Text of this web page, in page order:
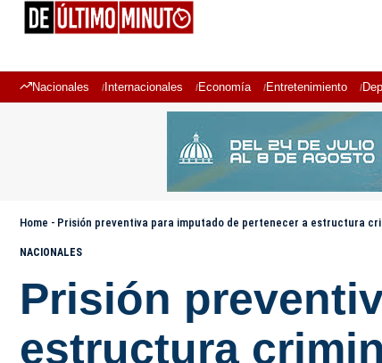
Nacionales Internacionales Economía Entretenimiento
Home - Prisión preventiva para imputado de pertenecer a estructura
NACIONALES
Prisión
estructura